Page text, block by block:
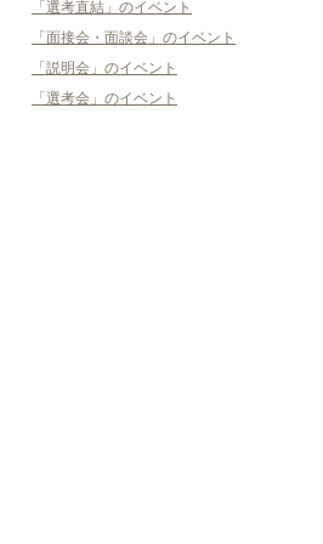
「選考直結」のイベント
「面接会・面談会」のイベント
「説明会」のイベント
「選考会」のイベント